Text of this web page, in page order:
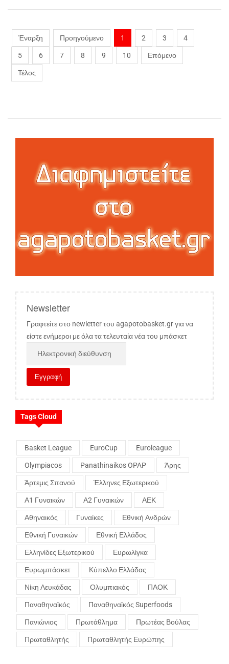
Έναρξη Προηγούμενο 1 2 3 4
5 6 7 8 9 10 Επόμενο
Τέλος
Newsletter
Γραφτείτε στο newletter του agapotobasket.gr για να
είστε ενήμεροι με όλα τα τελευταία νέα του μπάσκετ
Tags Cloud
Basket League EuroCup Euroleague
Olympiacos Panathinaikos OPAP Άρης
Άρτεμις Σπανού Έλληνες Εξωτερικού
Α1 Γυναικών Α2 Γυναικών ΑΕΚ
Αθηναικός Γυναίκες Εθνική Ανδρών
Εθνική Γυναικών Εθνική Ελλάδος
Ελληνίδες Εξωτερικού Ευρωλίγκα
Ευρωμπάσκετ Κύπελλο Ελλάδας
Νίκη Λευκάδας Ολυμπιακός ΠΑΟΚ
Παναθηναϊκός Παναθηναϊκός Superfoods
Πανιώνιος Πρωτάθλημα Πρωτέας Βούλας
Πρωταθλητής Πρωταθλητής Ευρώπης